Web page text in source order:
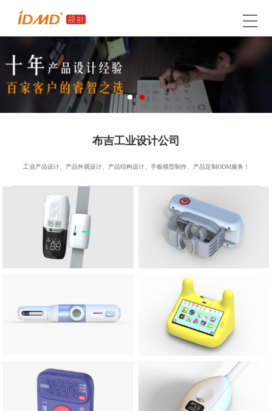
布吉工业设计公司
工业产品设计、产品外观设计、产品结构设计、手板模型制作、产品定制ODM服务！